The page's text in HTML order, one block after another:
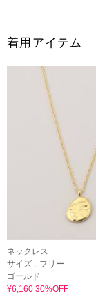
着用アイテム
ネックレス
サイズ : フリー
ゴールド
¥6,160 30%OFF